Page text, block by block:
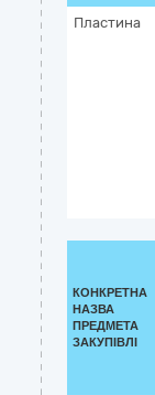
Пластина
КОНКРЕТНА
НАЗВА
ПРЕДМЕТА
ЗАКУПІВЛІ